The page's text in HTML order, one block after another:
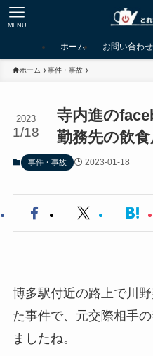
MENU
ホーム お問い合わ
ホーム 事件・事故
寺内進の
勤務先の飲
2023
1/18
事件・事故 2023-01-18
博多駅付近の路上で川
た事件で、元交際相手
ましたね。